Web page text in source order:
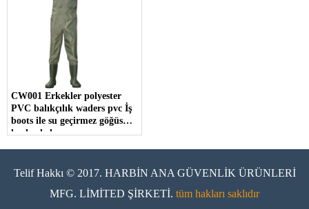
CW001 Erkekler polyester
PVC balıkçılık waders pvc İş
boots ile su geçirmez göğüs
kuşlardırlar
Telif Hakkı © 2017. HARBİN ANA GÜVENLİK ÜRÜNLERİ
MFG. LİMİTED ŞİRKETİ. tüm hakları saklıdır